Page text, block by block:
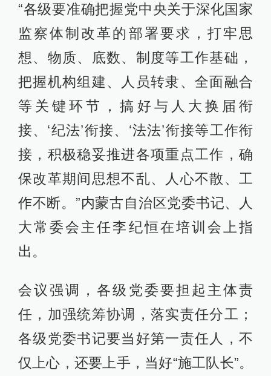
“各级要准确把握党中央关于深化国家
监察体制改革的部署要求，打牢思
想、物质、底数、制度等工作基础，
把握机构组建、人员转隶、全面融合
等关键环节，搞好与人大换届衔
接、‘纪法’衔接、‘法法’衔接等工作衔
接，积极稳妥推进各项重点工作，确
保改革期间思想不乱、人心不散、工
作不断。”内蒙古自治区党委书记、人
大常委会主任李纪恒在培训会上指
出。
会议强调，各级党委要担起主体责
任，加强统筹协调，落实责任分工；
各级党委书记要当好第一责任人，不
仅上心，还要上手，当好“施工队长”。